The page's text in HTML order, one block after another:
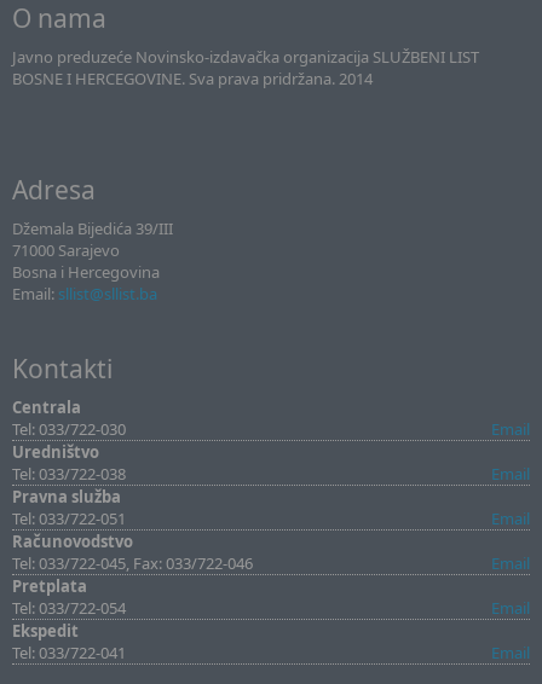
O nama
Javno preduzeće Novinsko-izdavačka organizacija SLUŽBENI LIST
BOSNE I HERCEGOVINE. Sva prava pridržana. 2014
Adresa
Džemala Bijedića 39/III
71000 Sarajevo
Bosna i Hercegovina
Email: sllist@sllist.ba
Kontakti
Centrala
Tel: 033/722-030
Email
Uredništvo
Tel: 033/722-038
Email
Pravna služba
Tel: 033/722-051
Email
Računovodstvo
Tel: 033/722-045, Fax: 033/722-046
Email
Pretplata
Tel: 033/722-054
Email
Ekspedit
Tel: 033/722-041
Email